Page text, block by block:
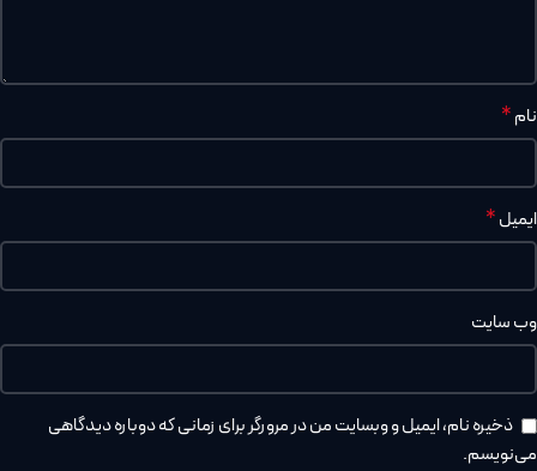
نام*
ایمیل*
وب‌ سایت
ذخیره نام، ایمیل و وبسایت من در مرورگر برای زمانی که دوباره دیدگاهی
می‌نویسم.